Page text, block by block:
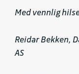
Med vennlig
Reidar Bekken,
AS